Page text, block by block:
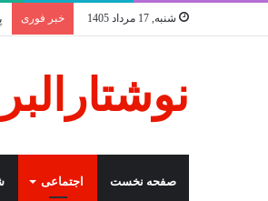
شنبه, 17 مرداد 1405 خبر فوری
صفحه نخست اجتماعی